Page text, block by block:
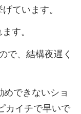
ています。
す。
で、結構夜遅く
できないショ
カイチで早いで